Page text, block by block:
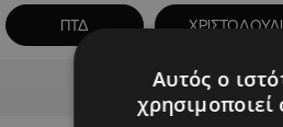
ΠΤΔ
Advertisement
Αυτός ο
χρησιμοποιεί